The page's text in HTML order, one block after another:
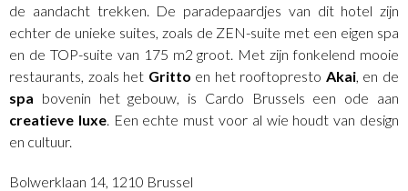
de aandacht trekken. De paradepaardjes van dit hotel zijn
echter de unieke suites, zoals de ZEN-suite met een eigen spa
en de TOP-suite van 175 m2 groot. Met zijn fonkelend mooie
restaurants, zoals het Gritto en het rooftopresto Akai, en de
spa bovenin het gebouw, is Cardo Brussels een ode aan
creatieve luxe. Een echte must voor al wie houdt van design
en cultuur.
Bolwerklaan 14, 1210 Brussel